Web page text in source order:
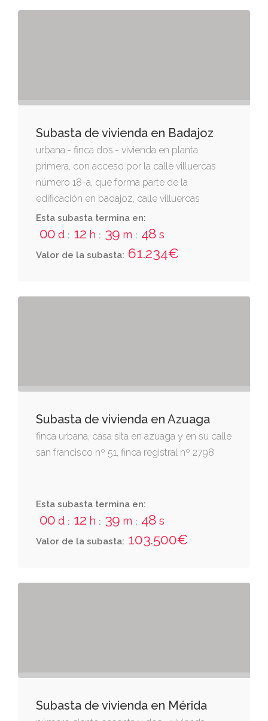
Subasta de vivienda en Badajoz
urbana.- finca dos.- vivienda en planta
primera, con acceso por la calle villuercas
número 18-a, que forma parte de la
edificación en badajoz, calle villuercas
números 18 y 18-a.
Esta subasta termina en:
00 d : 12 h : 39 m : 48 s
Valor de la subasta: 61.234€
Subasta de vivienda en Azuaga
finca urbana, casa sita en azuaga y en su calle
san francisco nº 51, finca registral nº 2798
Esta subasta termina en:
00 d : 12 h : 39 m : 48 s
Valor de la subasta: 103.500€
Subasta de vivienda en Mérida